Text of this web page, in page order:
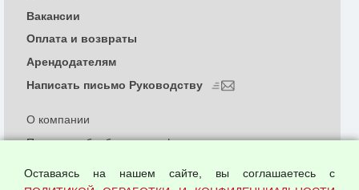
О компании
Политика обработки и конфиденциальности
Согласием на обработку персональных данных
Вакансии
Оплата и возвраты
Арендодателям
Написать письмо Руководству
Оставаясь на нашем сайте, вы соглашаетесь с